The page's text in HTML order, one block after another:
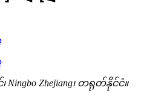
၊ Ningbo Zhejiang၊ တရုတ်နိုင်ငံ။